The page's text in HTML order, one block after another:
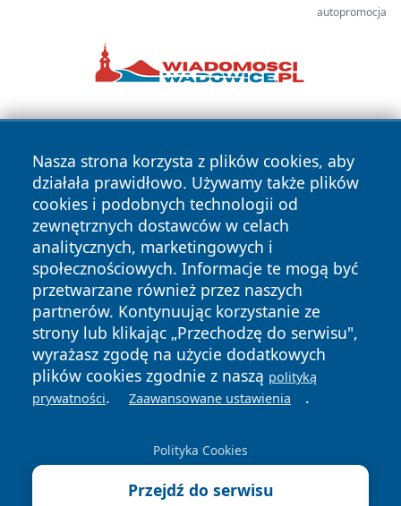
autopromocja
Nasza strona korzysta z plików cookies, aby
działała prawidłowo. Używamy także plików
cookies i podobnych technologii od
zewnętrznych dostawców w celach
analitycznych, marketingowych i
społecznościowych. Informacje te mogą być
przetwarzane również przez naszych
partnerów. Kontynuując korzystanie ze
strony lub klikając „Przechodzę do serwisu",
wyrażasz zgodę na użycie dodatkowych
plików cookies zgodnie z naszą polityką
prywatności. Zaawansowane ustawienia .
Polityka Cookies
Przejdź do serwisu
Copyright © 2026 jeleniagoraonline.pl Wszystkie prawa
zastrzeżone.
News Autorzy
Polityka
Prywatności
Polityka
Cookies